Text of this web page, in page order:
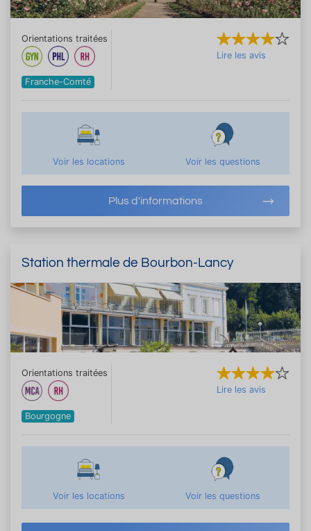
Orientations traitées
Franche-Comté
Lire les avis
Voir les locations Voir les questions
Plus d'informations
Station thermale de Bourbon-Lancy
Orientations traitées
Bourgogne
Lire les avis
Voir les locations Voir les questions